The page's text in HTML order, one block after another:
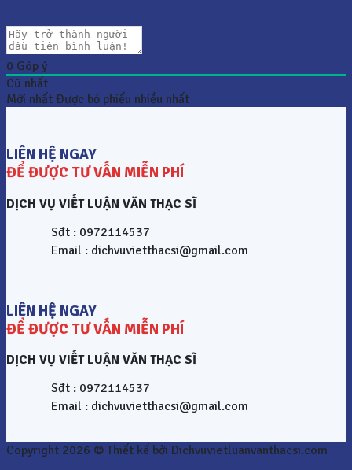
0 Góp ý
Cũ nhất
Mới nhất Được bỏ phiếu nhiều nhất
LIÊN HỆ NGAY
ĐỂ ĐƯỢC TƯ VẤN MIỄN PHÍ
DỊCH VỤ VIẾT LUẬN VĂN THẠC SĨ
Sđt : 0972114537
Email : dichvuvietthacsi@gmail.com
LIÊN HỆ NGAY
ĐỂ ĐƯỢC TƯ VẤN MIỄN PHÍ
DỊCH VỤ VIẾT LUẬN VĂN THẠC SĨ
Sđt : 0972114537
Email : dichvuvietthacsi@gmail.com
Copyright 2026 © Thiết kế bởi Dichvuvietluanvanthacsi.com